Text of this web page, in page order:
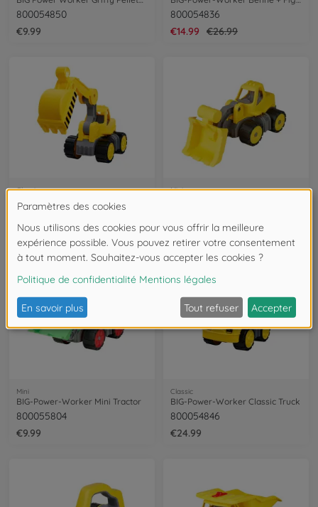
800054850
€9.99
800054836
€14.99
€26.99
Classic
€24.99
Mini
€9.99
Mini
BIG-Power-Worker Mini Tractor
800055804
€9.99
Classic
BIG-Power-Worker Classic Truck
800054846
€24.99